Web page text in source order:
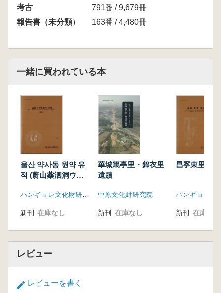
考古
791番 / 9,679冊
報告書（未分類）
163番 / 4,480冊
一緒に買われている本
울산 약사동 원약 유
적 (蔚山薬泗洞ウォ
図版 全2冊
ハンギョレ文化財研究院、韓国土地住宅公社釜山蔚山地域本部
新刊 在庫なし
華城篤亭里・錦衣里
遺蹟
中原文化財研究院
新刊 在庫なし
昌寧東里遺
新刊 在庫なし
レビュー
レビューを書く